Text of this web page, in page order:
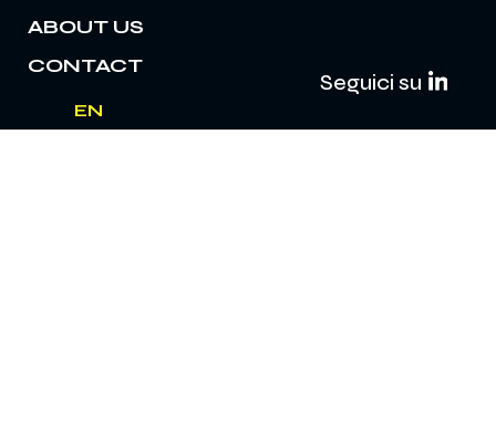
ABOUT US
CONTACT
EN
Seguici su